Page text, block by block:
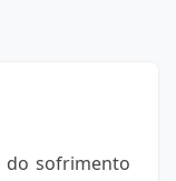
do sofrimento